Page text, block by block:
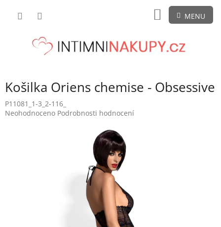
NÁKUPNÍ
KOŠÍK
Košilka Oriens chemise - Obsessive
P11081_1-3_2-116_
Průměrné
Neohodnoceno Podrobnosti hodnocení